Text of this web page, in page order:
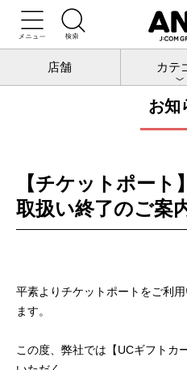
店舗 カテ
トップ お知らせ
お知
【チケットポート
取扱い終了のご案
平素よりチケットポートをご利
ます。
この度、弊社では【UCギフトカ